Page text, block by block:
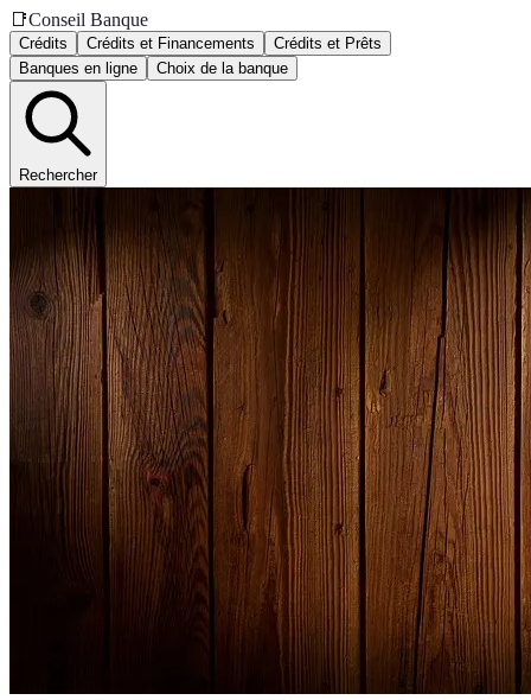
📑Conseil Banque
Crédits Crédits et Financements
Crédits et Prêts
Banques en ligne
Choix de la banque
Rechercher